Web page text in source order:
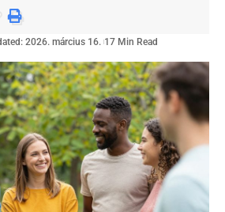
2026. március 16. 17 Min Read